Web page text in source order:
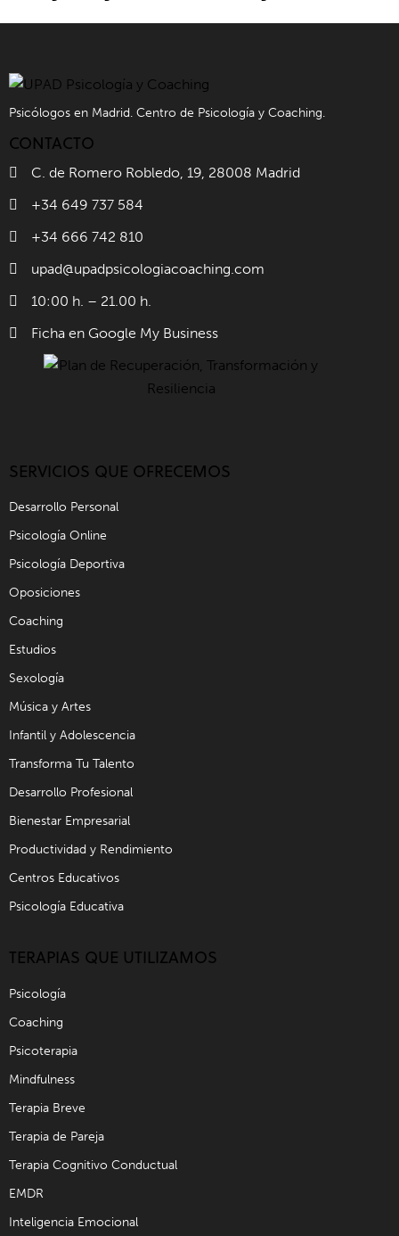
Psicólogos en Madrid. Centro de Psicología y Coaching.
CONTACTO
C. de Romero Robledo, 19, 28008 Madrid
+34 649 737 584
+34 666 742 810
upad@upadpsicologiacoaching.com
10:00 h. – 21.00 h.
Ficha en Google My Business
SERVICIOS QUE OFRECEMOS
Desarrollo Personal
Psicología Online
Psicología Deportiva
Oposiciones
Coaching
Estudios
Sexología
Música y Artes
Infantil y Adolescencia
Transforma Tu Talento
Desarrollo Profesional
Bienestar Empresarial
Productividad y Rendimiento
Centros Educativos
Psicología Educativa
TERAPIAS QUE UTILIZAMOS
Psicología
Coaching
Psicoterapia
Mindfulness
Terapia Breve
Terapia de Pareja
Terapia Cognitivo Conductual
EMDR
Inteligencia Emocional